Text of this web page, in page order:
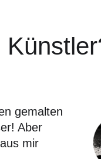
gemalten
Aber
mir